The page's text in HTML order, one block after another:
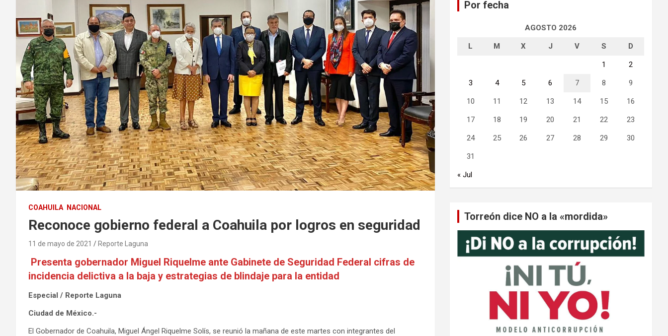
COAHUILA NACIONAL
Reconoce gobierno federal a Coahuila por logros en seguridad
11 de mayo de 2021 Reporte Laguna
Presenta gobernador Miguel Riquelme ante Gabinete de Seguridad Federal cifras de
incidencia delictiva a la baja y estrategias de blindaje para la entidad
Especial / Reporte Laguna
Ciudad de México.-
El Gobernador de Coahuila, Miguel Ángel Riquelme Solís, se reunió la mañana de este martes con integrantes del
Por fecha
AGOSTO 2026
L M X J V S D
1 2
3 4 5 6 7 8 9
10 11 12 13 14 15 16
17 18 19 20 21 22 23
24 25 26 27 28 29 30
31
« Jul
Torreón dice NO a la «mordida»